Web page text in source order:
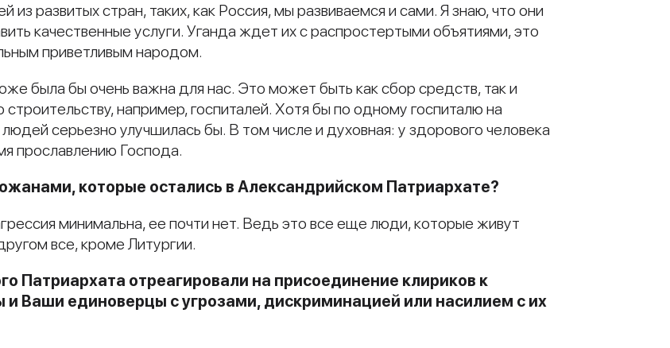
развитых стран, таких, как Россия, мы развиваемся и сами. Я знаю, что они
качественные услуги. Уганда ждет их с распростертыми объятиями, это
приветливым народом.
была бы очень важна для нас. Это может быть как сбор средств, так и
например, госпиталей. Хотя бы по одному госпиталю на
серьезно улучшилась бы. В том числе и духовная: у здорового человека
прославлению Господа.
которые остались в Александрийском Патриархате?
минимальна, ее почти нет. Ведь это все еще люди, которые живут
все, кроме Литургии.
Патриархата отреагировали на присоединение клириков к
и Ваши единоверцы с угрозами, дискриминацией или насилием с их